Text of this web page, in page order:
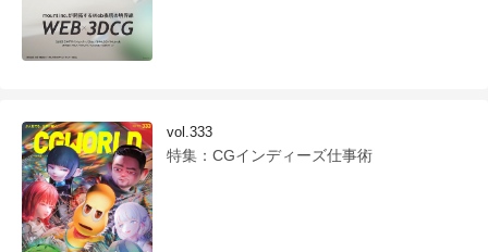
vol.333
特集：CGインディーズ仕事術